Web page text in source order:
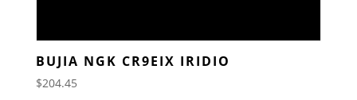
BUJIA NGK CR9EIX IRIDIO
$204.45